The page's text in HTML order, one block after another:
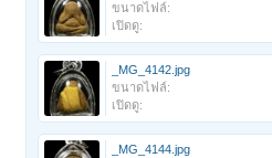
ขนาดไฟล์:
เปิดดู:
_MG_4142.jpg
ขนาดไฟล์:
เปิดดู:
_MG_4144.jpg